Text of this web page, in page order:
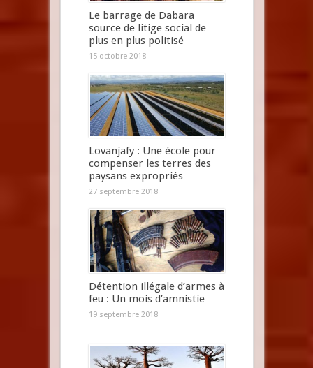
Le barrage de Dabara
source de litige social de
plus en plus politisé
15 octobre 2018
Lovanjafy : Une école pour
compenser les terres des
paysans expropriés
27 septembre 2018
Détention illégale d’armes à
feu : Un mois d’amnistie
19 septembre 2018